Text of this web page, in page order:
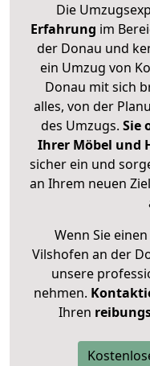
Die
Erfahrung im
der Donau und
ein Umzug von
Donau mit sich
alles, von der
des Umzugs. Sie
Ihrer Möbel und
sicher ein und
an Ihrem neuen
Wenn Sie
Vilshofen an der
unsere
nehmen.
Ihren